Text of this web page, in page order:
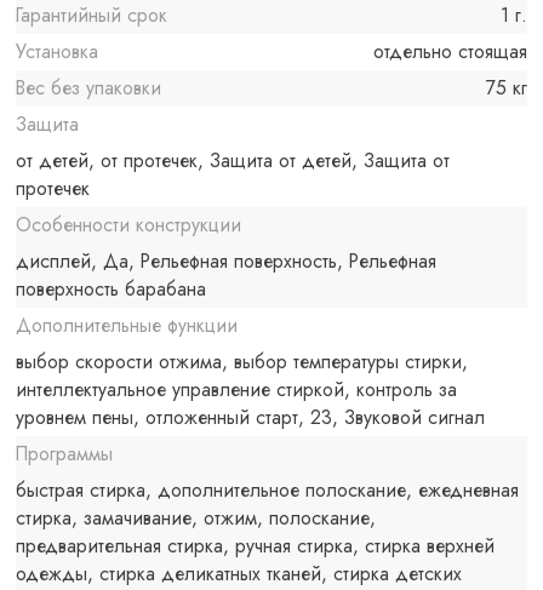
Гарантийный срок
1 г.
Установка
отдельно стоящая
Вес без упаковки
75 кг
Защита
от детей, от протечек, Защита от детей, Защита от
протечек
Особенности конструкции
дисплей, Да, Рельефная поверхность, Рельефная
поверхность барабана
Дополнительные функции
выбор скорости отжима, выбор температуры стирки,
интеллектуальное управление стиркой, контроль за
уровнем пены, отложенный старт, 23, Звуковой сигнал
Программы
быстрая стирка, дополнительное полоскание, ежедневная
стирка, замачивание, отжим, полоскание,
предварительная стирка, ручная стирка, стирка верхней
одежды, стирка деликатных тканей, стирка детских